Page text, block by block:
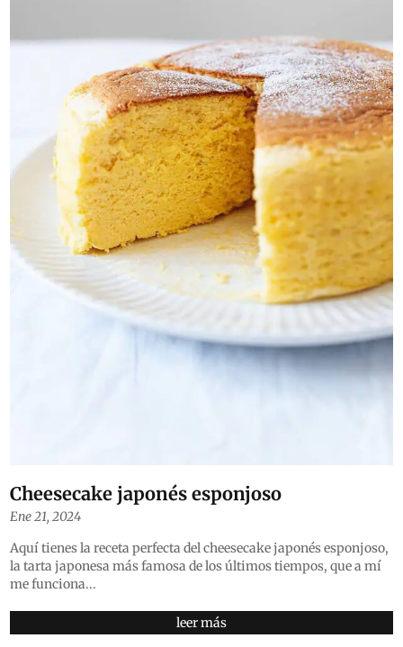
Cheesecake japonés esponjoso
Ene 21, 2024
Aquí tienes la receta perfecta del cheesecake japonés esponjoso,
la tarta japonesa más famosa de los últimos tiempos, que a mí
me funciona...
leer más